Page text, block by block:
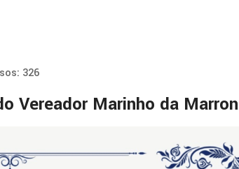
326
Vereador Marinho da Marron